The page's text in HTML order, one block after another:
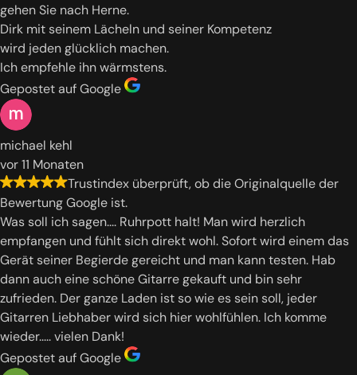
gehen Sie nach Herne.
Dirk mit seinem Lächeln und seiner Kompetenz
wird jeden glücklich machen.
Ich empfehle ihn wärmstens.
Gepostet auf Google
michael kehl
vor 11 Monaten
Trustindex überprüft, ob die Originalquelle der
Bewertung Google ist.
Was soll ich sagen.... Ruhrpott halt! Man wird herzlich
empfangen und fühlt sich direkt wohl. Sofort wird einem das
Gerät seiner Begierde gereicht und man kann testen. Hab
dann auch eine schöne Gitarre gekauft und bin sehr
zufrieden. Der ganze Laden ist so wie es sein soll, jeder
Gitarren Liebhaber wird sich hier wohlfühlen. Ich komme
wieder..... vielen Dank!
Gepostet auf Google